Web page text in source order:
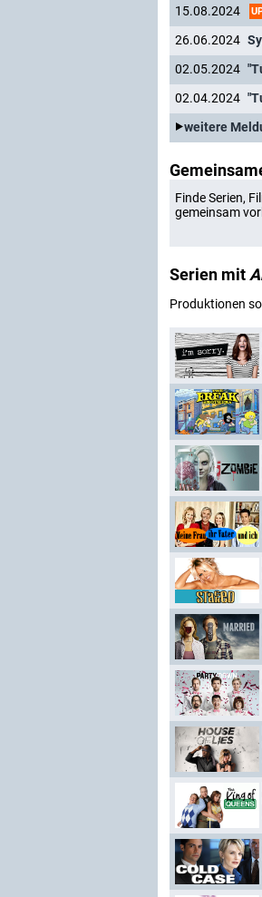
15.08.2024
26.06.2024
02.05.2024
02.04.2024
weitere
Finde Serien,
gemeinsam
Serien mit
Produktionen